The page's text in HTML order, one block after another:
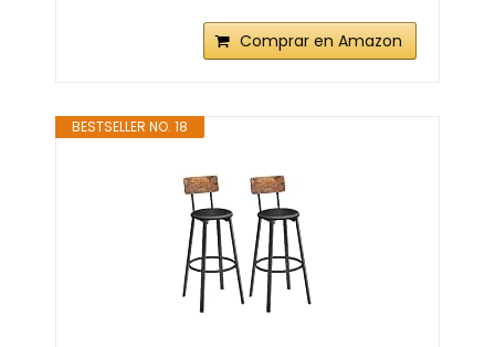
Comprar en Amazon
BESTSELLER NO. 18